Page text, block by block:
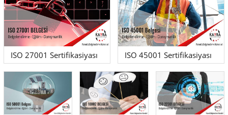
ISO 27001 Sertifikasiyası ISO 45001 Sertifikasiyası